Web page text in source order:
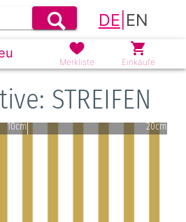
DE EN
Merkliste Einkäufe
STREIFEN
10cm 20cm